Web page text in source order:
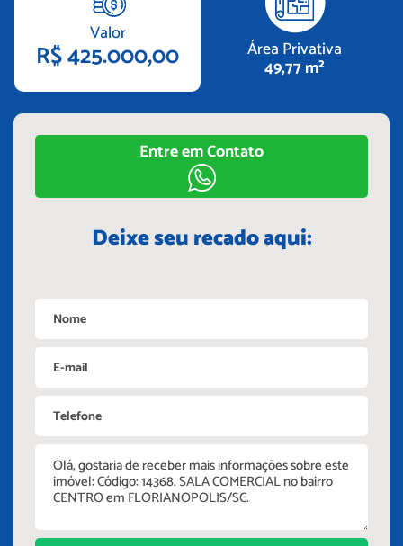
Valor
R$ 425.000,00 Área Privativa
49,77 m²
Entre em Contato
Deixe seu recado aqui: